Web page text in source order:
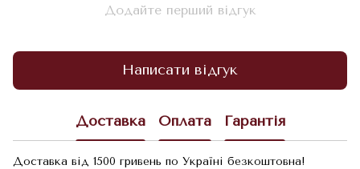
Додайте перший відгук
Написати відгук
Доставка Оплата Гарантія
Доставка від 1500 гривень по Україні безкоштовна!